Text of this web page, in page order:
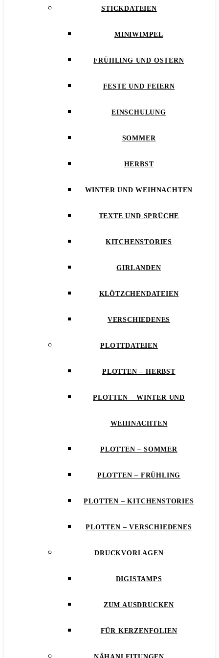
STICKDATEIEN
MINIWIMPEL
FRÜHLING UND OSTERN
FESTE UND FEIERN
EINSCHULUNG
SOMMER
HERBST
WINTER UND WEIHNACHTEN
TEXTE UND SPRÜCHE
KITCHENSTORIES
GIRLANDEN
KLÖTZCHENDATEIEN
VERSCHIEDENES
PLOTTDATEIEN
PLOTTEN – HERBST
PLOTTEN – WINTER UND
WEIHNACHTEN
PLOTTEN – SOMMER
PLOTTEN – FRÜHLING
PLOTTEN – KITCHENSTORIES
PLOTTEN – VERSCHIEDENES
DRUCKVORLAGEN
DIGISTAMPS
ZUM AUSDRUCKEN
FÜR KERZENFOLIEN